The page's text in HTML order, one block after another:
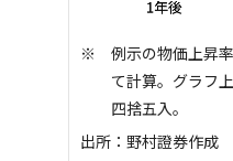
例示の物価上昇
て計算。グラフ
四捨五入。
出所：野村證券作成